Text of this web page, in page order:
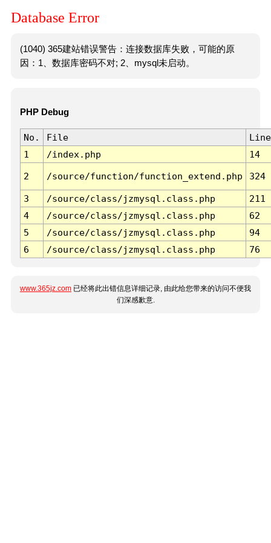
Database Error
(1040) 365建站错误警告：连接数据库失败，可能的原
因：1、数据库密码不对; 2、mysql未启动。
PHP Debug
No. File
Line
1
/index.php 14
2 /source/function/function_extend.php 324
3 /source/class/jzmysql.class.php
211
4
/source/class/jzmysql.class.php
62
5
/source/class/jzmysql.class.php
94
6
/source/class/jzmysql.class.php 76
www.365jz.com 已经将此出错信息详细记录, 由此给您带来的访问不便我
们深感歉意.